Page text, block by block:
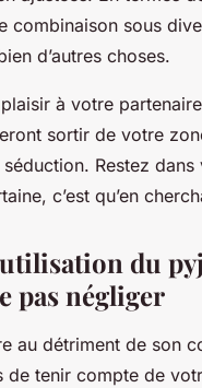
combinaison sous
d’autres choses.
à votre
sortir de votre
Restez
c’est qu’en
du
pas négliger
au détriment de son
de tenir compte de